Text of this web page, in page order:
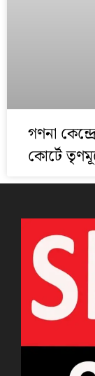
গণনা
কোর্টে